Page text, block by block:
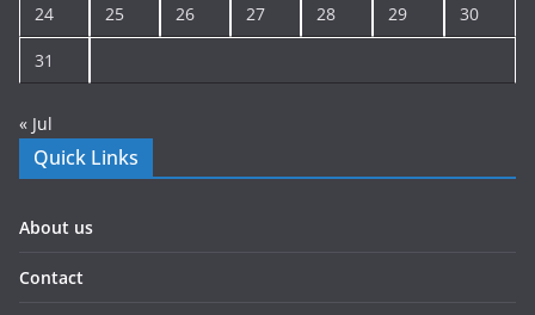
24 25 26 27 28 29 30
31
« Jul
Quick Links
About us
Contact